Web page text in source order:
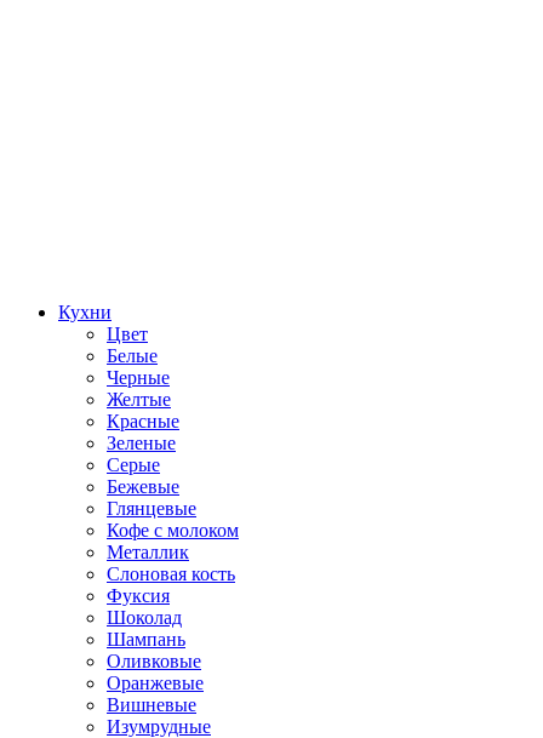
Кухни
Цвет
Белые
Черные
Желтые
Красные
Зеленые
Серые
Бежевые
Глянцевые
Кофе с молоком
Металлик
Слоновая кость
Фуксия
Шоколад
Шампань
Оливковые
Оранжевые
Вишневые
Изумрудные